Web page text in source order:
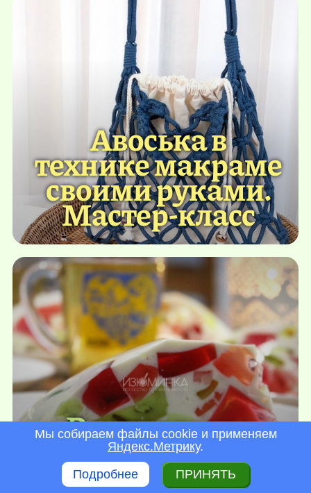
Авоська в
технике макраме
своими руками.
Мастер-класс
Рецепт торта
«Битое стекло» на
йогурте
Мы собираем файлы cookie и применяем
Яндекс.Метрику.
Подробнее
ПРИНЯТЬ